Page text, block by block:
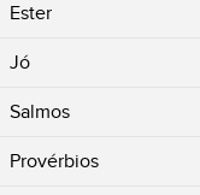
Ester
Jó
Salmos
Provérbios